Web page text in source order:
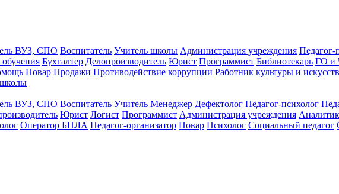
ВУЗ, СПО Воспитатель Учитель школы Администрация учреждения Педагог-
Бухгалтер Делопроизводитель Юрист Программист Библиотекарь ГО и
Повар Продажи Противодействие коррупции Работник культуры и
ВУЗ, СПО Воспитатель Учитель Менеджер Дефектолог Педагог-психолог
Юрист Логист Программист Администрация учреждения Аналитик
Оператор БПЛА Педагог-организатор Повар Психолог Социальный педагог